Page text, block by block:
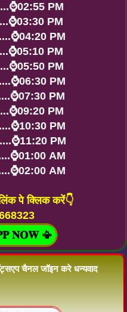
PM
PM
PM
PM
PM
PM
PM
PM
PM
PM
AM
AM
पे क्लिक करें👇
𝐍𝐎𝐖 📳
चैनल जॉइन करे धन्यवाद